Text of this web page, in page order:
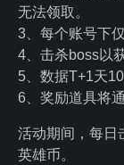
无法领取。
3、每个账号下
4、击杀boss以
5、数据T+1天
6、奖励道具将
活动期间，每日
英雄币。